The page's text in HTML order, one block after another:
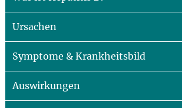
Ursachen
Symptome & Krankheitsbild
Auswirkungen